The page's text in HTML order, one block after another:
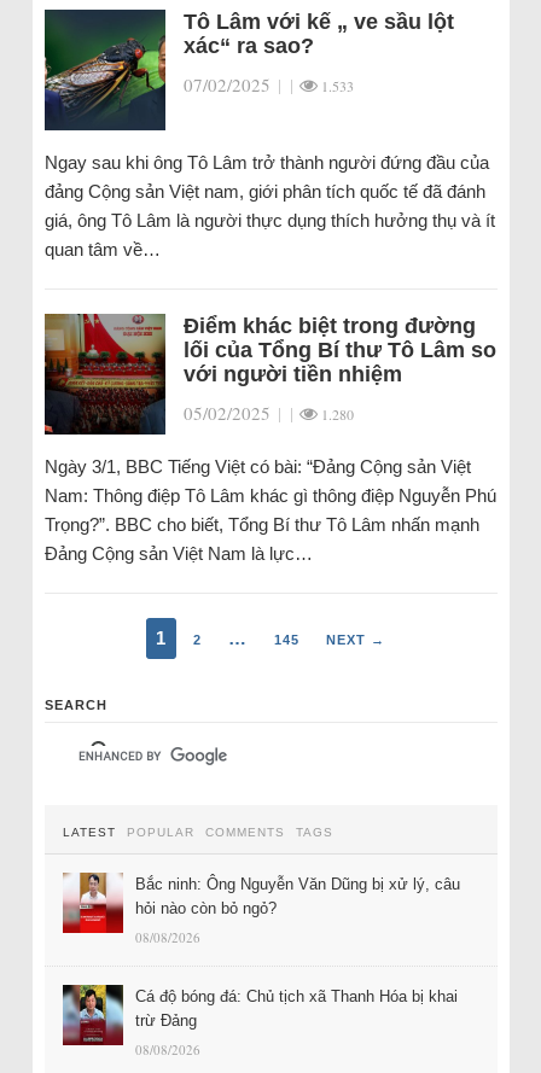
Tô Lâm với kế „ ve sầu lột
xác“ ra sao?
07/02/2025 | | 1.533
Ngay sau khi ông Tô Lâm trở thành người đứng đầu của
đảng Cộng sản Việt nam, giới phân tích quốc tế đã đánh
giá, ông Tô Lâm là người thực dụng thích hưởng thụ và ít
quan tâm về…
Điểm khác biệt trong đường
lối của Tổng Bí thư Tô Lâm so
với người tiền nhiệm
05/02/2025 | | 1.280
Ngày 3/1, BBC Tiếng Việt có bài: “Đảng Cộng sản Việt
Nam: Thông điệp Tô Lâm khác gì thông điệp Nguyễn Phú
Trọng?”. BBC cho biết, Tổng Bí thư Tô Lâm nhấn mạnh
Đảng Cộng sản Việt Nam là lực…
1 2 … 145 NEXT →
SEARCH
LATEST POPULAR COMMENTS TAGS
Bắc ninh: Ông Nguyễn Văn Dũng bị xử lý, câu
hỏi nào còn bỏ ngỏ?
08/08/2026
Cá độ bóng đá: Chủ tịch xã Thanh Hóa bị khai
trừ Đảng
08/08/2026